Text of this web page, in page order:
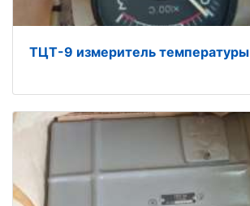
ТЦТ-9 измеритель температуры